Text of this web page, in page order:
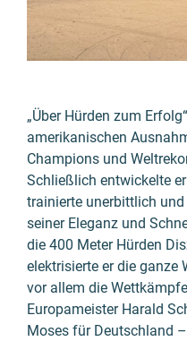
„Über Hürden zum
amerikanischen
Champions und
Schließlich entwickelte
trainierte unerbittlich
seiner Eleganz und
die 400 Meter Hürden
elektrisierte er die ganze
vor allem die
Europa­meister Harald
Moses für Deutschland